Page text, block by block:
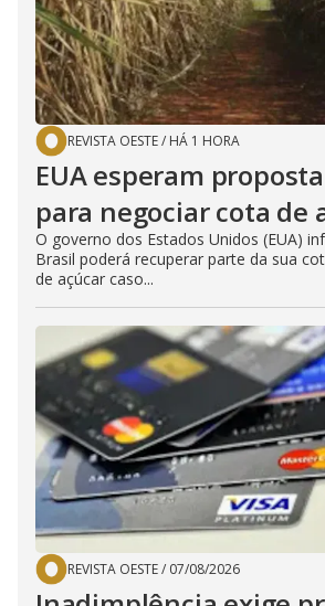
REVISTA OESTE/ HÁ 1 HORA
EUA esperam
para negociar cota de
O governo dos Estados Unidos (EUA)
Brasil poderá recuperar parte da sua
de açúcar caso...
REVISTA OESTE/ 07/08/2026